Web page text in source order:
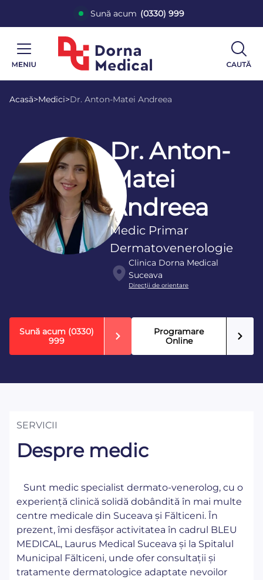
Sună acum (0330) 999
Acasă>Medici>Dr. Anton-Matei Andreea
Dr. Anton-
Matei
Andreea
Medic Primar
Dermatovenerologie
Clinica Dorna Medical
Suceava
Direcţii de orientare
Sună acum (0330)
999
Programare
Online
SERVICII
Despre medic
Sunt medic specialist dermato-venerolog, cu o
experiență clinică solidă dobândită în mai multe
centre medicale din Suceava și Fălticeni. În
prezent, îmi desfășor activitatea în cadrul BLEU
MEDICAL, Laurus Medical Suceava și la Spitalul
Municipal Fălticeni, unde ofer consultații și
tratamente dermatologice adaptate nevoilor